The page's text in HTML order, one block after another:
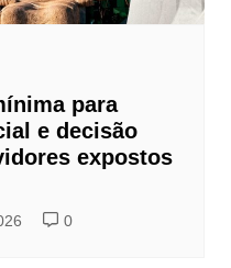
para
e decisão
expostos
0